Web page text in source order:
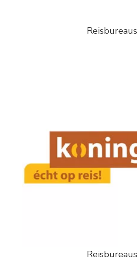
Reisbureaus
Reisbureaus